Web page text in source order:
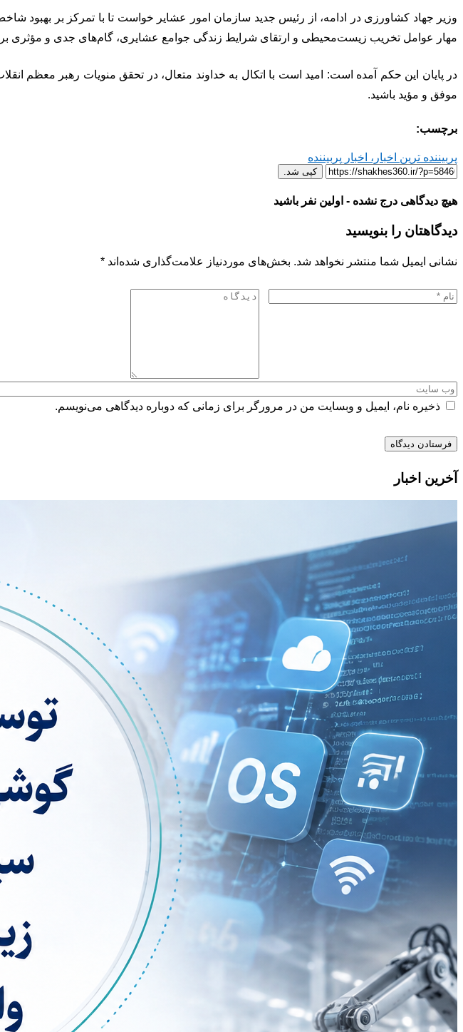
وزیر جهاد کشاورزی در ادامه، از رئیس جدید سازمان امور عشایر خواست تا با تمرکز بر بهبود
مهار عوامل تخریب زیست‌محیطی و ارتقای شرایط زندگی جوامع عشایری، گام‌های جدی و مؤثری
در پایان این حکم آمده است: امید است با اتکال به خداوند متعال، در تحقق منویات رهبر معظم
موفق و مؤید باشید.
برچسب:
پربیننده ترین اخبار، اخبار پربیننده
کپی شد.
هیچ دیدگاهی درج نشده - اولین نفر باشید
دیدگاهتان را بنویسید
نشانی ایمیل شما منتشر نخواهد شد. بخش‌های موردنیاز علامت‌گذاری شده‌اند *
ذخیره نام، ایمیل و وبسایت من در مرورگر برای زمانی که دوباره دیدگاهی می‌نویسم.
آخرین اخبار